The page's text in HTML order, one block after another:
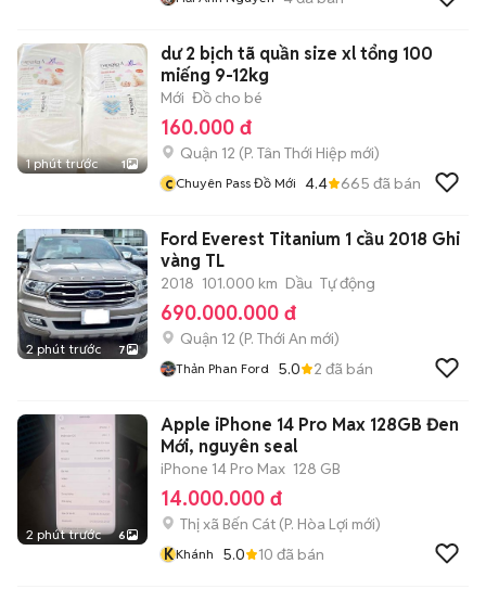
1 phút trước 1
dư 2 bịch tã quần size xl tổng 100
miếng 9-12kg
Mới Đồ cho bé
160.000 đ
Quận 12 (P. Tân Thới Hiệp mới)
c Chuyên Pass Đồ Mới 4.4 665 đã bán
2 phút trước 7
Ford Everest Titanium 1 cầu 2018 Ghi
vàng TL
2018 101.000 km Dầu Tự động
690.000.000 đ
Quận 12 (P. Thới An mới)
Thản Phan Ford 5.0 2 đã bán
2 phút trước 6
Apple iPhone 14 Pro Max 128GB Đen
Mới, nguyên seal
iPhone 14 Pro Max 128 GB
14.000.000 đ
Thị xã Bến Cát (P. Hòa Lợi mới)
KKhánh 5.0 10 đã bán